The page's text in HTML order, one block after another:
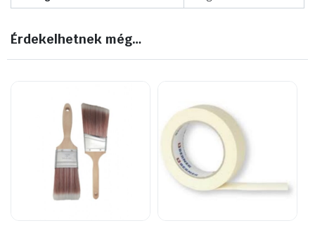
Érdekelhetnek még…